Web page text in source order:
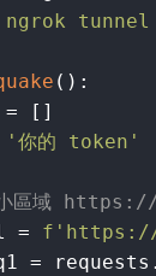
():
[]
'你的 token'
區域
=
f'https://
=